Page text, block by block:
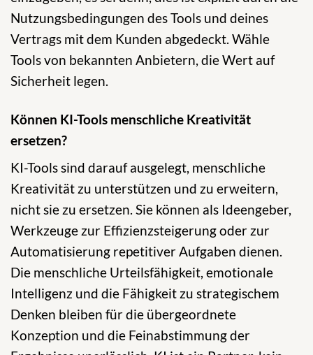
Nutzungsbedingungen des Tools und deines
Vertrags mit dem Kunden abgedeckt. Wähle
Tools von bekannten Anbietern, die Wert auf
Sicherheit legen.
Können KI-Tools menschliche Kreativität
ersetzen?
KI-Tools sind darauf ausgelegt, menschliche
Kreativität zu unterstützen und zu erweitern,
nicht sie zu ersetzen. Sie können als Ideengeber,
Werkzeuge zur Effizienzsteigerung oder zur
Automatisierung repetitiver Aufgaben dienen.
Die menschliche Urteilsfähigkeit, emotionale
Intelligenz und die Fähigkeit zu strategischem
Denken bleiben für die übergeordnete
Konzeption und die Feinabstimmung der